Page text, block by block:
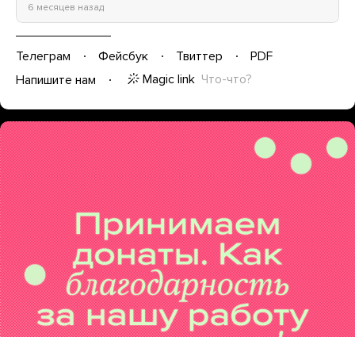
6 месяцев назад
Телеграм Фейсбук Твиттер
PDF
Напишите нам
Magic link Что-что?